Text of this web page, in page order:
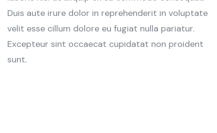
Duis aute irure dolor in reprehenderit in voluptate
velit esse cillum dolore eu fugiat nulla pariatur.
Excepteur sint occaecat cupidatat non proident
sunt.